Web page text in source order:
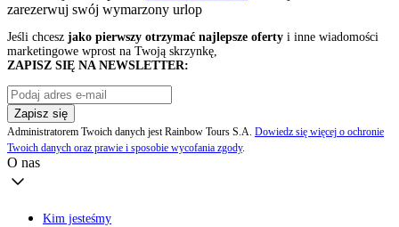
zarezerwuj swój wymarzony urlop
Jeśli chcesz jako pierwszy otrzymać najlepsze oferty i inne wiadomości
marketingowe wprost na Twoją skrzynkę,
ZAPISZ SIĘ NA NEWSLETTER:
Zapisz się
Administratorem Twoich danych jest Rainbow Tours S.A. Dowiedz się więcej o ochronie
Twoich danych oraz prawie i sposobie wycofania zgody.
O nas
Kim jesteśmy